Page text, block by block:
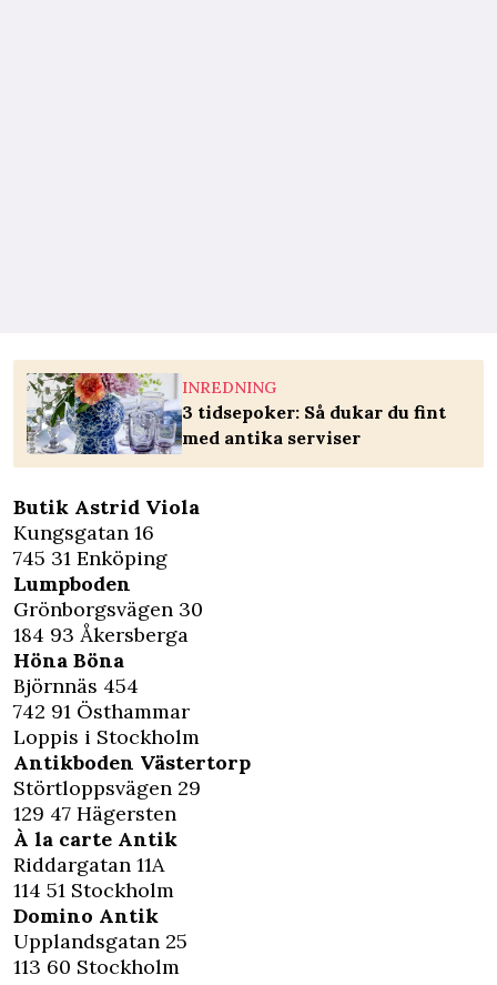
INREDNING
3 tidsepoker: Så dukar du fint
med antika serviser
Butik Astrid Viola
Kungsgatan 16
745 31 Enköping
Lumpboden
Grönborgsvägen 30
184 93 Åkersberga
Höna Böna
Björnnäs 454
742 91 Östhammar
Loppis i Stockholm
Antikboden Västertorp
Störtloppsvägen 29
129 47 Hägersten
À la carte Antik
Riddargatan 11A
114 51 Stockholm
Domino Antik
Upplandsgatan 25
113 60 Stockholm